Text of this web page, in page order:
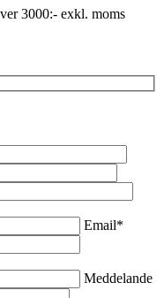
3000:- exkl. moms
Email*
Meddelande